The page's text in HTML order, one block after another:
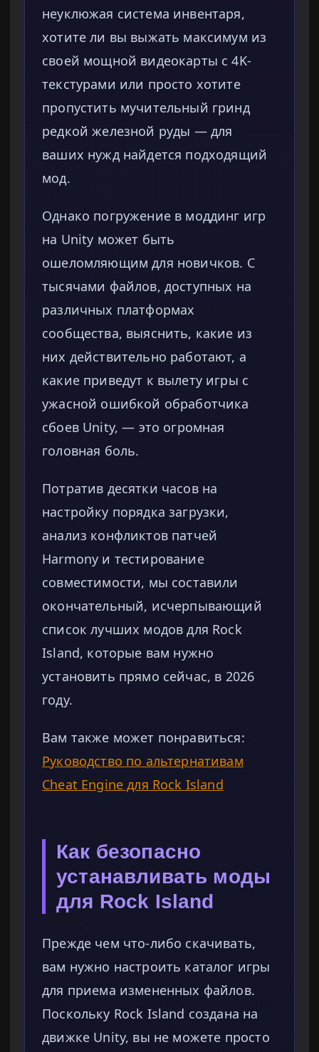
неуклюжая система инвентаря,
хотите ли вы выжать максимум из
своей мощной видеокарты с 4K-
текстурами или просто хотите
пропустить мучительный гринд
редкой железной руды — для
ваших нужд найдется подходящий
мод.
Однако погружение в моддинг игр
на Unity может быть
ошеломляющим для новичков. С
тысячами файлов, доступных на
различных платформах
сообщества, выяснить, какие из
них действительно работают, а
какие приведут к вылету игры с
ужасной ошибкой обработчика
сбоев Unity, — это огромная
головная боль.
Потратив десятки часов на
настройку порядка загрузки,
анализ конфликтов патчей
Harmony и тестирование
совместимости, мы составили
окончательный, исчерпывающий
список лучших модов для Rock
Island, которые вам нужно
установить прямо сейчас, в 2026
году.
Вам также может понравиться:
Руководство по альтернативам
Cheat Engine для Rock Island
Как безопасно
устанавливать моды
для Rock Island
Прежде чем что-либо скачивать,
вам нужно настроить каталог игры
для приема измененных файлов.
Поскольку Rock Island создана на
движке Unity, вы не можете просто